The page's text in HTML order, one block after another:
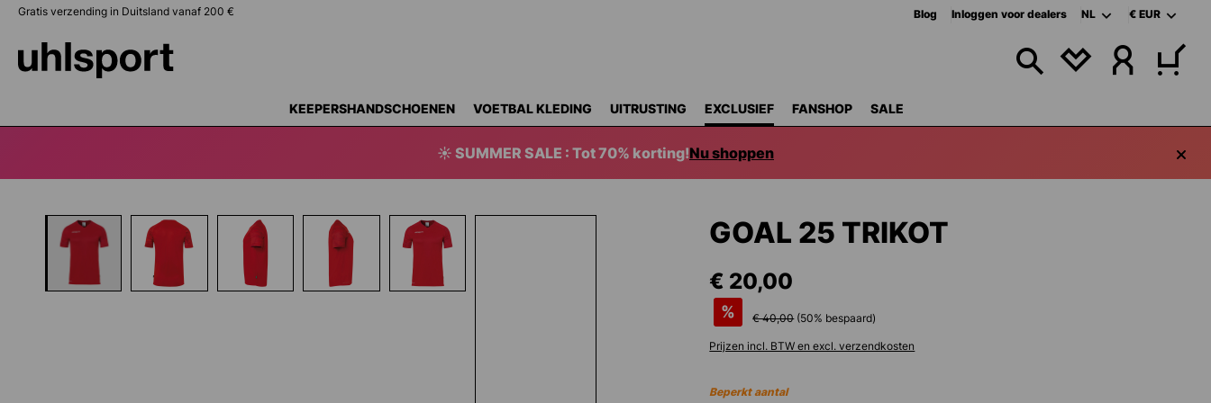
Ga naar de hoofdnavigatie
Gratis verzending in Duitsland vanaf 200 € Blog Inloggen voor dealers NL € EUR
JE HEBT 0 ITEMS
KEEPERSHANDSCHOENEN VOETBAL KLEDING UITRUSTING EXCLUSIEF FANSHOP SALE
☀️ SUMMER SALE : Tot 70% korting!Nu shoppen
Afbeeldingengalerij overslaan GOAL 25 TRIKOT
€ 20,00
% € 40,00 (50% bespaard)
Prijzen incl. BTW en excl. verzendkosten
Beperkt aantal